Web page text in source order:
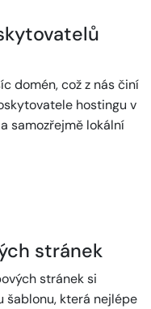
domén, což z nás činí
hostingu v
samozřejmě lokální
stránek
stránek si
šablonu, která nejlépe